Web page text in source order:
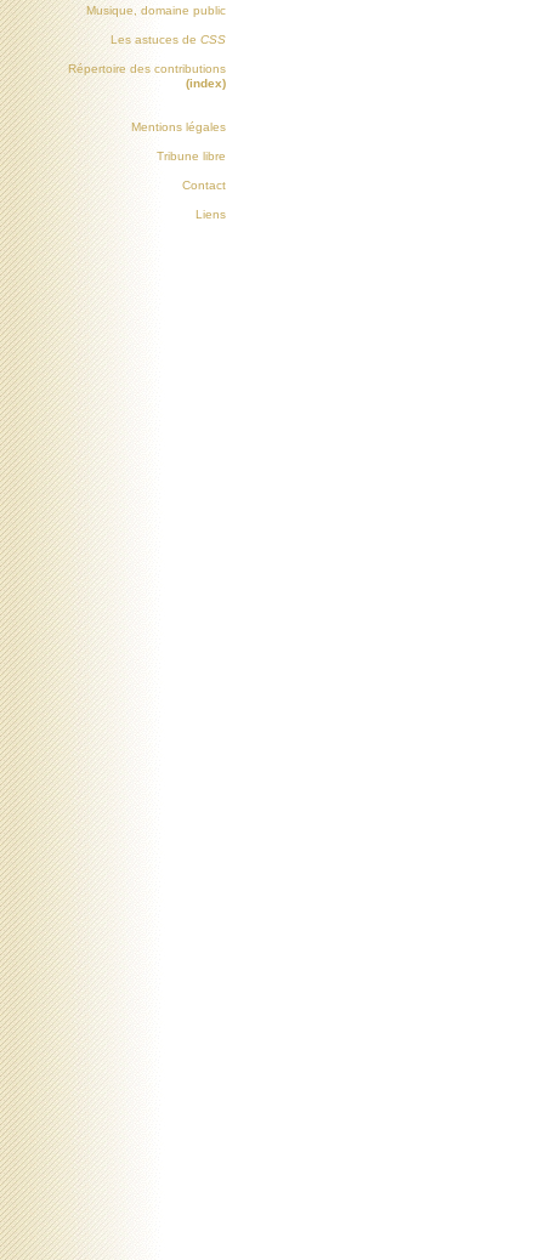
Musique, domaine public
Les astuces de CSS
Répertoire des contributions
(index)
Mentions légales
Tribune libre
Contact
Liens